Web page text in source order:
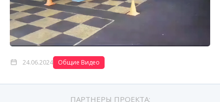
24.06.2024 Общие Видео
ПАРТНЕРЫ ПРОЕКТА: